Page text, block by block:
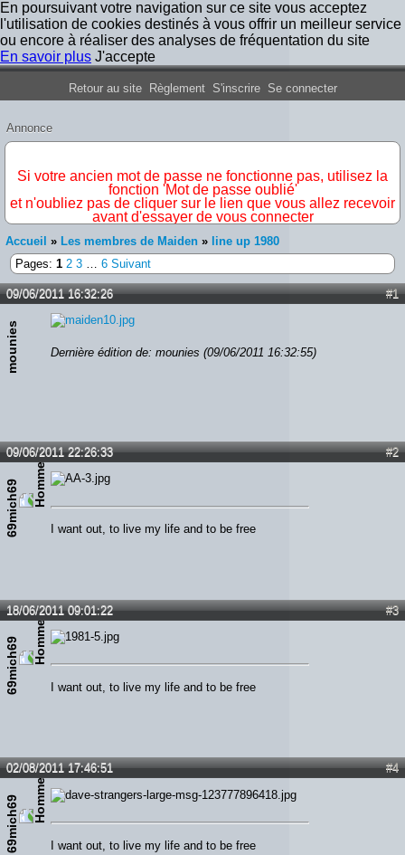
En poursuivant votre navigation sur ce site vous acceptez
l'utilisation de cookies destinés à vous offrir un meilleur service
ou encore à réaliser des analyses de fréquentation du site
En savoir plus J'accepte
Forum Iron Maiden France
Retour au site Règlement S'inscrire Se connecter
Annonce
Si votre ancien mot de passe ne fonctionne pas, utilisez la
fonction 'Mot de passe oublié'
et n'oubliez pas de cliquer sur le lien que vous allez recevoir
avant d'essayer de vous connecter
Accueil » Les membres de Maiden » line up 1980
Pages: 1 2 3 … 6 Suivant
#1
09/06/2011 16:32:26
mounies Dernière édition de: mounies (09/06/2011 16:32:55)
#2
09/06/2011 22:26:33
69mich69 I want out, to live my life and to be free
#3
18/06/2011 09:01:22
69mich69 I want out, to live my life and to be free
#4
02/08/2011 17:46:51
69mich69 I want out, to live my life and to be free